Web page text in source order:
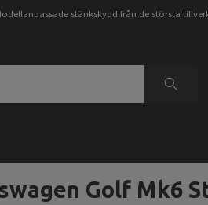
stänkskydd från de största
Golf Mk6